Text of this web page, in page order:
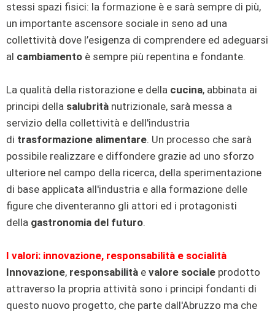
stessi spazi fisici: la formazione è e sarà sempre di più,
un importante ascensore sociale in seno ad una
collettività dove l’esigenza di comprendere ed adeguarsi
al cambiamento è sempre più repentina e fondante.
La qualità della ristorazione e della cucina, abbinata ai
principi della salubrità nutrizionale, sarà messa a
servizio della collettività e dell'industria
di trasformazione alimentare. Un processo che sarà
possibile realizzare e diffondere grazie ad uno sforzo
ulteriore nel campo della ricerca, della sperimentazione
di base applicata all'industria e alla formazione delle
figure che diventeranno gli attori ed i protagonisti
della gastronomia del futuro.
I valori: innovazione, responsabilità e socialità
Innovazione, responsabilità e valore sociale prodotto
attraverso la propria attività sono i principi fondanti di
questo nuovo progetto, che parte dall'Abruzzo ma che